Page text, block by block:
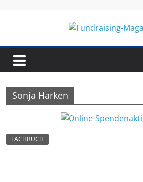
Magazin
r
Sonja Harken
FACHBUCH